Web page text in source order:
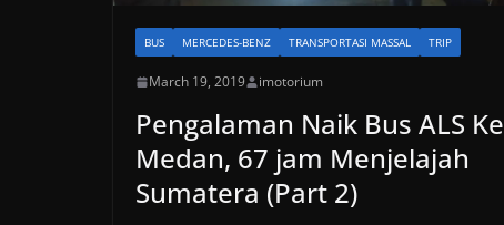
BUS MERCEDES-BENZ TRANSPORTASI MASSAL TRIP
March 19, 2019 imotorium
Pengalaman Naik Bus ALS Ke
Medan, 67 jam Menjelajah
Sumatera (Part 2)